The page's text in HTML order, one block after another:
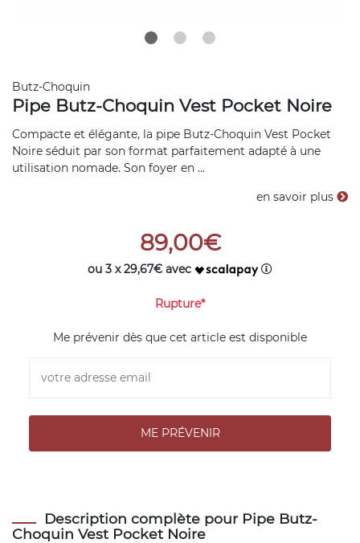
Butz-Choquin
Pipe Butz-Choquin Vest Pocket Noire
Compacte et élégante, la pipe Butz-Choquin Vest Pocket
Noire séduit par son format parfaitement adapté à une
utilisation nomade. Son foyer en ...
en savoir plus
89,00€
ou 3 x 29,67€ avec
Rupture*
Me prévenir dès que cet article est disponible
Description complète pour Pipe Butz-
Choquin Vest Pocket Noire